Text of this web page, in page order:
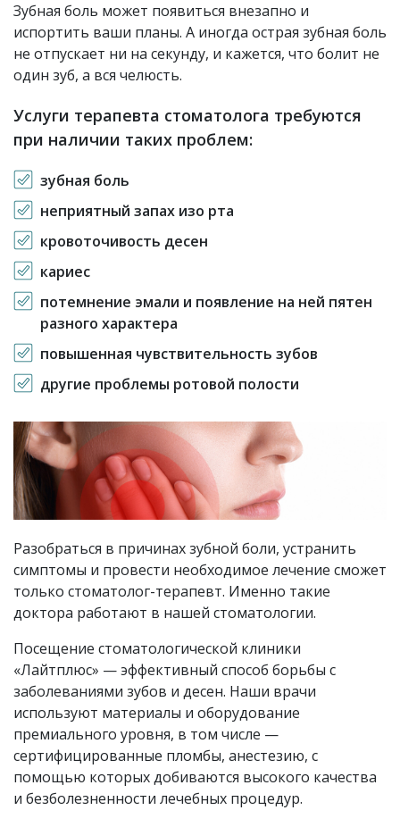
Зубная боль может появиться внезапно и
испортить ваши планы. А иногда острая зубная боль
не отпускает ни на секунду, и кажется, что болит не
один зуб, а вся челюсть.
Услуги терапевта стоматолога требуются
при наличии таких проблем:
зубная боль
неприятный запах изо рта
кровоточивость десен
кариес
потемнение эмали и появление на ней пятен
разного характера
повышенная чувствительность зубов
другие проблемы ротовой полости
Разобраться в причинах зубной боли, устранить
симптомы и провести необходимое лечение сможет
только стоматолог-терапевт. Именно такие
доктора работают в нашей стоматологии.
Посещение стоматологической клиники
«Лайтплюс» — эффективный способ борьбы с
заболеваниями зубов и десен. Наши врачи
используют материалы и оборудование
премиального уровня, в том числе —
сертифицированные пломбы, анестезию, с
помощью которых добиваются высокого качества
и безболезненности лечебных процедур.